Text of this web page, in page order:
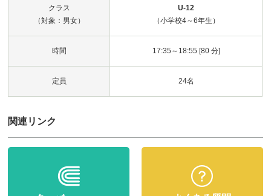
クラス
（対象：男女）
U-12
（小学校4～6年生）
時間 17:35～18:55 [80 分]
定員 24名
関連リンク